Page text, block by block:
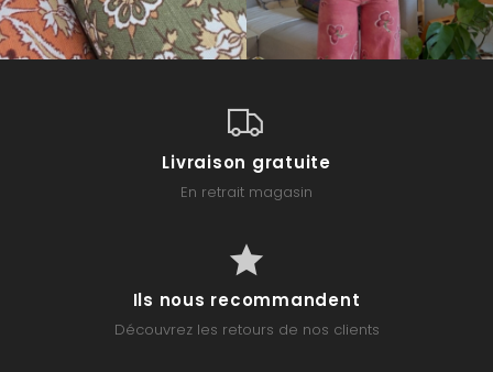
Livraison gratuite
En retrait magasin
Ils nous recommandent
Découvrez les retours de nos clients